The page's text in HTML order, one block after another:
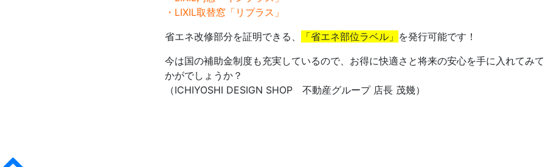
・LIXIL取替窓「リプラス」
省エネ改修部分を証明できる、
「省エネ部位ラベル」 を発行可能です！
今は国の補助金制度も充実しているので、お得に快適さと将来の安心を手に入れてみ
かがでしょうか？
（ICHIYOSHI DESIGN SHOP 不動産グループ 店長 茂幾）